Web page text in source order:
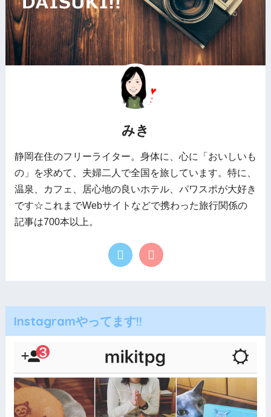
みき
静岡在住のフリーライター。身体に、心に「おいしいも
の」を求めて、夫婦二人で全国を旅しています。特に、
温泉、カフェ、居心地の良いホテル、パワスポが大好き
です☆これまでWebサイトなどで携わった旅行関係の
記事は700本以上。
Instagramやってます!!